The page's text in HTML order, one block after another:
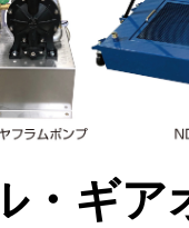
・ギア